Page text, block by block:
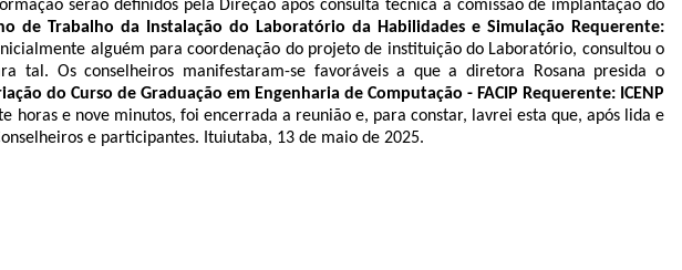
serão definidos pela Direção após consulta técnica à comissão de implantação do
de Trabalho da Instalação do Laboratório da Habilidades e Simulação Requerente:
alguém para coordenação do projeto de instituição do Laboratório, consultou o
tal. Os conselheiros manifestaram-se favoráveis a que a diretora Rosana presida o
do Curso de Graduação em Engenharia de Computação - FACIP Requerente: ICENP
horas e nove minutos, foi encerrada a reunião e, para constar, lavrei esta que, após lida e
e participantes. Ituiutaba, 13 de maio de 2025.